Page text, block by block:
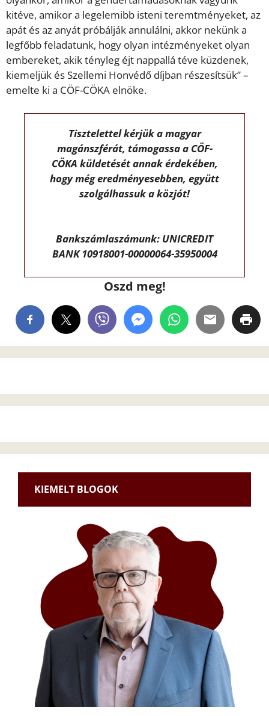
kitéve, amikor a legelemibb isteni teremtményeket, az
apát és az anyát próbálják annulálni, akkor nekünk a
legfőbb feladatunk, hogy olyan intézményeket olyan
embereket, akik tényleg éjt nappallá téve küzdenek,
kiemeljük és Szellemi Honvédő díjban részesítsük” –
emelte ki a CÖF-CÖKA elnöke.
Tisztelettel kérjük a magyar
magánszférát, támogassa a CÖF-
CÖKA küldetését annak érdekében,
hogy még eredményesebben, együtt
szolgálhassuk a közjót!
Bankszámlaszámunk: UNICREDIT
BANK 10918001-00000064-35950004
Oszd meg!
KIEMELT BLOGOK